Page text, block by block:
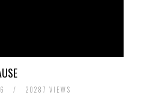
/ 20287 VIEWS